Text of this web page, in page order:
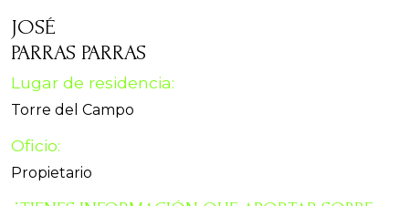
JOSÉ
PARRAS PARRAS
Lugar de residencia:
Torre del Campo
Oficio:
Propietario